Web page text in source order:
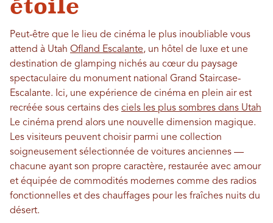
étoile
Peut-être que le lieu de cinéma le plus inoubliable vous
attend à Utah Ofland Escalante, un hôtel de luxe et une
destination de glamping nichés au cœur du paysage
spectaculaire du monument national Grand Staircase-
Escalante. Ici, une expérience de cinéma en plein air est
recréée sous certains des ciels les plus sombres dans Utah
Le cinéma prend alors une nouvelle dimension magique.
Les visiteurs peuvent choisir parmi une collection
soigneusement sélectionnée de voitures anciennes —
chacune ayant son propre caractère, restaurée avec amour
et équipée de commodités modernes comme des radios
fonctionnelles et des chauffages pour les fraîches nuits du
désert.